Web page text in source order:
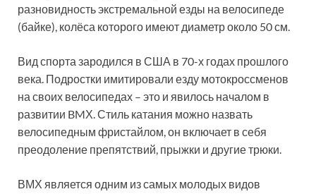
разновидность экстремальной езды на велосипеде
(байке), колёса которого имеют диаметр около 50 см.
Вид спорта зародился в США в 70-х годах прошлого
века. Подростки имитировали езду мотокроссменов
на своих велосипедах – это и явилось началом в
развитии BMХ. Стиль катания можно назвать
велосипедным фристайлом, он включает в себя
преодоление препятствий, прыжки и другие трюки.
ВМХ является одним из самых молодых видов